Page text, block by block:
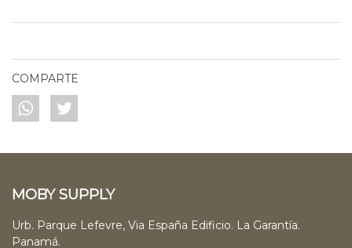
COMPARTE
MOBY SUPPLY
Urb. Parque Lefevre, Via España Edificio. La Garantía.
Panamá.